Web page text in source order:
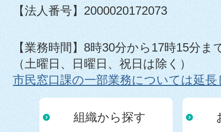
【法人番号】2000020172073
【業務時間】8時30分から17時15分ま
（土曜日、日曜日、祝日は除く）
市民窓口課の一部業務については延
組織から探す